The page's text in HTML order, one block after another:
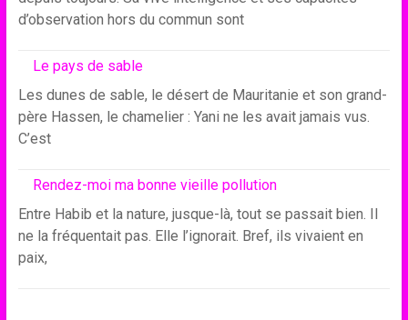
d’observation hors du commun sont
Le pays de sable
Les dunes de sable, le désert de Mauritanie et son grand-
père Hassen, le chamelier : Yani ne les avait jamais vus.
C’est
Rendez-moi ma bonne vieille pollution
Entre Habib et la nature, jusque-là, tout se passait bien. Il
ne la fréquentait pas. Elle l’ignorait. Bref, ils vivaient en
paix,